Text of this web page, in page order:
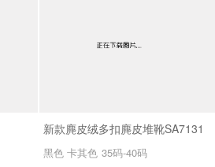
新款麂皮绒多扣麂皮堆靴SA7131
黑色 卡其色 35码-40码